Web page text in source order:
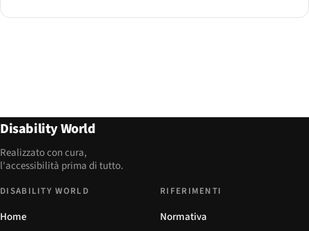
Disability World
Realizzato con cura,
l'accessibilità prima di tutto.
DISABILITY WORLD
Home
RIFERIMENTI
Normativa